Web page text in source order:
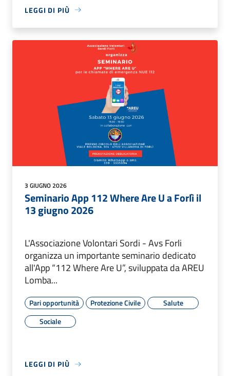
LEGGI DI PIÙ
3 GIUGNO 2026
Seminario App 112 Where Are U a Forlì il
13 giugno 2026
L'Associazione Volontari Sordi - Avs Forli
organizza un importante seminario dedicato
all'App “112 Where Are U”, sviluppata da AREU
Lomba...
Pari opportunità Protezione Civile
Salute
Sociale
LEGGI DI PIÙ